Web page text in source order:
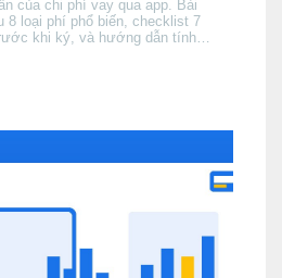
của chi phí vay qua app. Bài
8 loại phí phổ biến, checklist 7
khi ký, và hướng dẫn tính